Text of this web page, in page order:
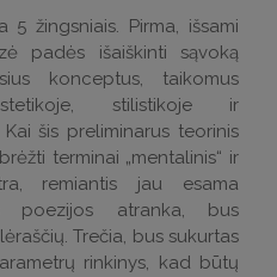
žingsniais. Pirma, išsami
padės išaiškinti sąvoką
konceptus, taikomus
stilistikoje ir
šis preliminarus teorinis
terminai „mentalinis“ ir
remiantis jau esama
poezijos atranka, bus
Trečia, bus sukurtas
rinkinys, kad būtų